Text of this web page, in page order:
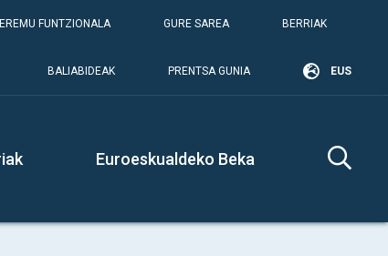
FUNTZIONALA GURE SAREA BERRIAK
BALIABIDEAK PRENTSA GUNIA EUS
Euroeskualdeko Beka